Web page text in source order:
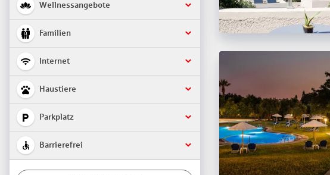
Wellnessangebote
Familien
Internet
Haustiere
Parkplatz
Barrierefrei